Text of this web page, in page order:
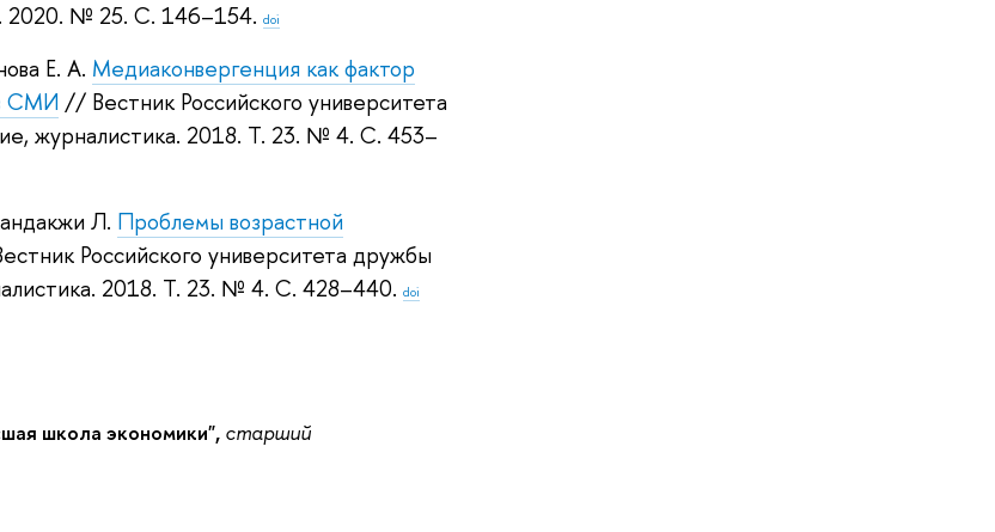
2020. № 25. С. 146–154. doi
Е. А. Медиаконвергенция как фактор
СМИ // Вестник Российского университета
журналистика. 2018. Т. 23. № 4. С. 453–
Л. Проблемы возрастной
Российского университета дружбы
2018. Т. 23. № 4. С. 428–440. doi
школа экономики", старший